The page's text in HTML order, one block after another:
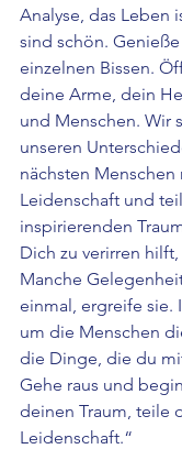
Analyse, das Leben
sind schön.
einzelnen Bissen.
deine Arme, dein
und Menschen. Wir
unseren
nächsten Menschen
Leidenschaft und
inspirierenden
Dich zu verirren
Manche
einmal, ergreife sie.
um die Menschen
die Dinge, die du
Gehe raus und
deinen Traum, teile
Leidenschaft.“